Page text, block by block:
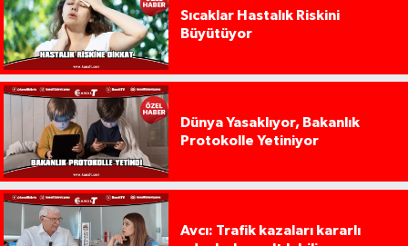
Sıcaklar Hastalık Riskini
Büyütüyor
Dünya Yasaklıyor, Bakanlık
Protokolle Yetiniyor
Avcı: Trafik kazaları kararlı